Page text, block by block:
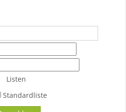
Listen
Standardliste